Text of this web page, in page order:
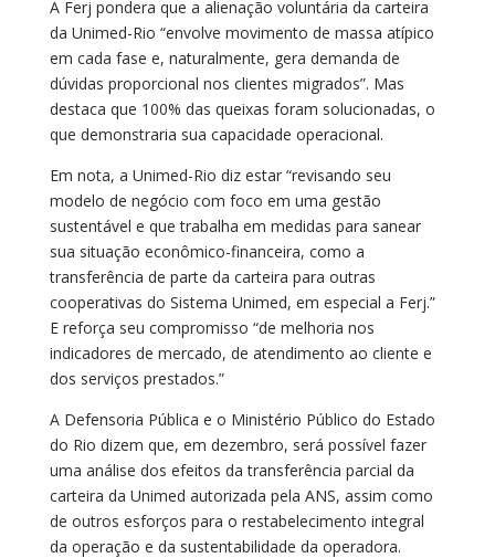
A Ferj pondera que a alienação voluntária da carteira
da Unimed-Rio “envolve movimento de massa atípico
em cada fase e, naturalmente, gera demanda de
dúvidas proporcional nos clientes migrados”. Mas
destaca que 100% das queixas foram solucionadas, o
que demonstraria sua capacidade operacional.
Em nota, a Unimed-Rio diz estar “revisando seu
modelo de negócio com foco em uma gestão
sustentável e que trabalha em medidas para sanear
sua situação econômico-financeira, como a
transferência de parte da carteira para outras
cooperativas do Sistema Unimed, em especial a Ferj.”
E reforça seu compromisso “de melhoria nos
indicadores de mercado, de atendimento ao cliente e
dos serviços prestados.”
A Defensoria Pública e o Ministério Público do Estado
do Rio dizem que, em dezembro, será possível fazer
uma análise dos efeitos da transferência parcial da
carteira da Unimed autorizada pela ANS, assim como
de outros esforços para o restabelecimento integral
da operação e da sustentabilidade da operadora.